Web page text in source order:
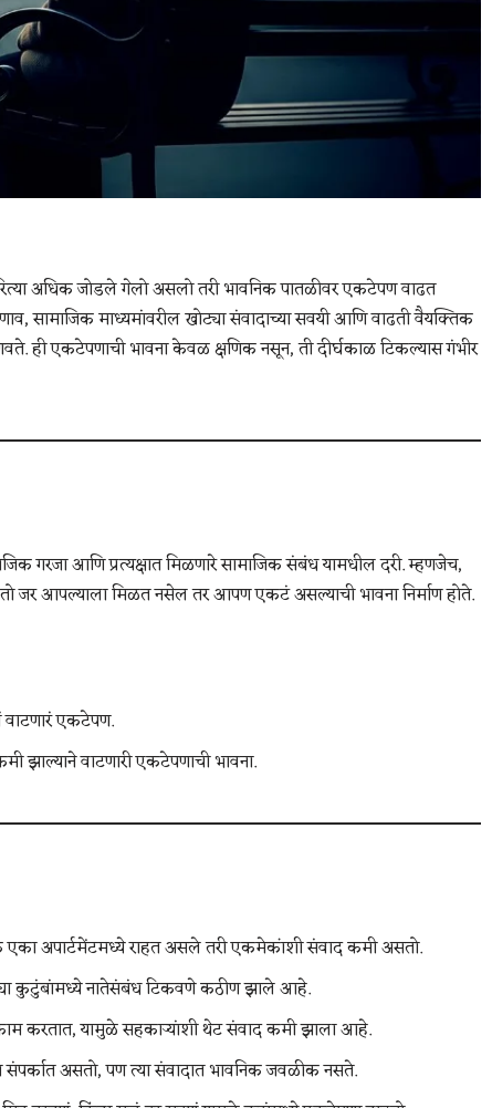
अधिक जोडले गेलो असलो तरी भावनिक पातळीवर एकटेपण वाढत
माध्यमांवरील खोट्या संवादाच्या सवयी आणि वाढती वैयक्तिक
ही एकटेपणाची भावना केवळ क्षणिक नसून, ती दीर्घकाळ टिकल्यास गंभीर
गरजा आणि प्रत्यक्षात मिळणारे सामाजिक संबंध यामधील दरी. म्हणजेच,
जर आपल्याला मिळत नसेल तर आपण एकटं असल्याची भावना निर्माण होते.
एकटेपण.
झाल्याने वाटणारी एकटेपणाची भावना.
अपार्टमेंटमध्ये राहत असले तरी एकमेकांशी संवाद कमी असतो.
कुटुंबांमध्ये नातेसंबंध टिकवणे कठीण झाले आहे.
करतात, यामुळे सहकाऱ्यांशी थेट संवाद कमी झाला आहे.
असतो, पण त्या संवादात भावनिक जवळीक नसते.